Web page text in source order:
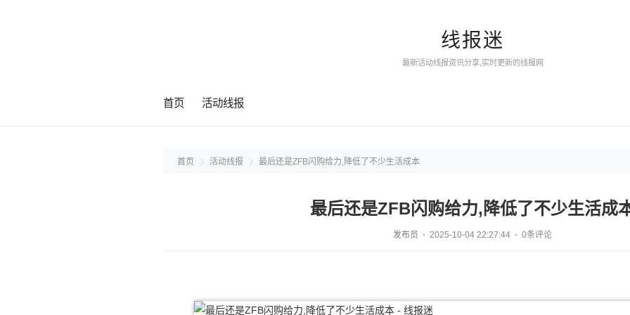
线报迷
最新活动线报资讯分享,实时更新的线报网
首页 活动线报
首页 活动线报 最后还是ZFB闪购给力,降低了不少生活成本
最后还是ZFB闪购给力,降低了不少生活成
发布员 2025-10-04 22:27:44 0条评论